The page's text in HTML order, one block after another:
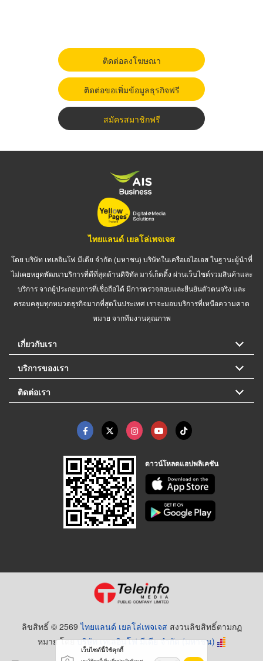
ติดต่อลงโฆษณา
ติดต่อขอเพิ่มข้อมูลธุรกิจฟรี
สมัครสมาชิกฟรี
ไทยแลนด์ เยลโล่เพจเจส
โดย บริษัท เทเลอินโฟ มีเดีย จำกัด (มหาชน) บริษัทในเครือเอไอเอส ในฐานะผู้นำที่
ไม่เคยหยุดพัฒนาบริการที่ดีที่สุดด้านดิจิทัล มาร์เก็ตติ้ง ผ่านเว็บไซต์รวมสินค้าและ
บริการ จากผู้ประกอบการที่เชื่อถือได้ มีการตรวจสอบและยืนยันตัวตนจริง และ
ครอบคลุมทุกหมวดธุรกิจมากที่สุดในประเทศ เราจะมอบบริการที่เหนือความคาด
หมาย จากทีมงานคุณภาพ
เกี่ยวกับเรา
บริการของเรา
ติดต่อเรา
ดาวน์โหลดแอปพลิเคชัน
ลิขสิทธิ์ © 2569ไทยแลนด์ เยลโล่เพจเจส สงวนลิขสิทธิ์ตามกฏ
หมาย โดยบริษัท เทเลอินโฟ มีเดีย จำกัด (มหาชน)
เว็บไซต์นี้ใช้คุกกี้